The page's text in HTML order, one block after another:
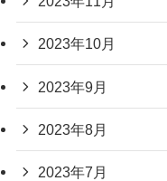
2023年10月
2023年9月
2023年8月
2023年7月